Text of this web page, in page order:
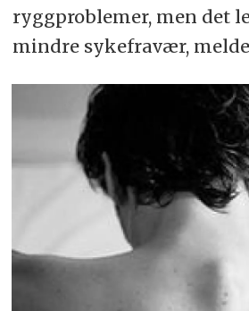
ryggproblemer, men det
mindre sykefravær,